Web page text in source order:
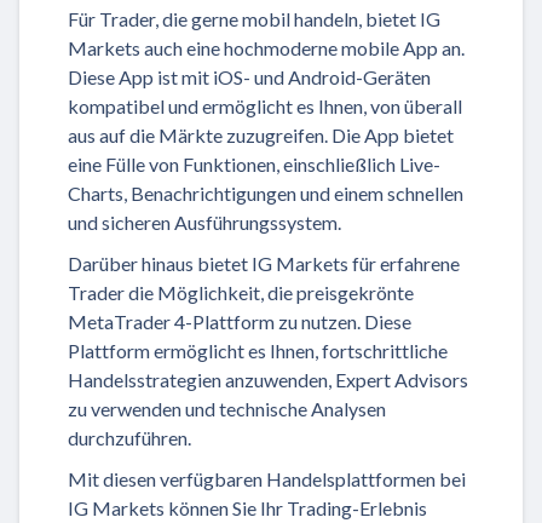
Für Trader, die gerne mobil handeln, bietet IG
Markets auch eine hochmoderne mobile App an.
Diese App ist mit iOS- und Android-Geräten
kompatibel und ermöglicht es Ihnen, von überall
aus auf die Märkte zuzugreifen. Die App bietet
eine Fülle von Funktionen, einschließlich Live-
Charts, Benachrichtigungen und einem schnellen
und sicheren Ausführungssystem.
Darüber hinaus bietet IG Markets für erfahrene
Trader die Möglichkeit, die preisgekrönte
MetaTrader 4-Plattform zu nutzen. Diese
Plattform ermöglicht es Ihnen, fortschrittliche
Handelsstrategien anzuwenden, Expert Advisors
zu verwenden und technische Analysen
durchzuführen.
Mit diesen verfügbaren Handelsplattformen bei
IG Markets können Sie Ihr Trading-Erlebnis